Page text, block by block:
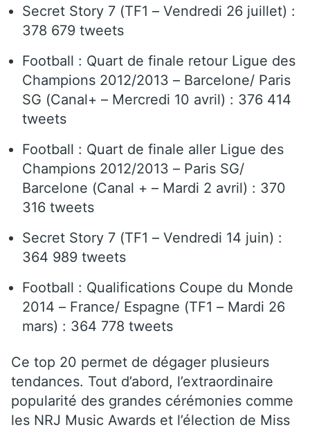
Secret Story 7 (TF1 – Vendredi 26 juillet) :
378 679 tweets
Football : Quart de finale retour Ligue des
Champions 2012/2013 – Barcelone/ Paris
SG (Canal+ – Mercredi 10 avril) : 376 414
tweets
Football : Quart de finale aller Ligue des
Champions 2012/2013 – Paris SG/
Barcelone (Canal + – Mardi 2 avril) : 370
316 tweets
Secret Story 7 (TF1 – Vendredi 14 juin) :
364 989 tweets
Football : Qualifications Coupe du Monde
2014 – France/ Espagne (TF1 – Mardi 26
mars) : 364 778 tweets
Ce top 20 permet de dégager plusieurs
tendances. Tout d’abord, l’extraordinaire
popularité des grandes cérémonies comme
les NRJ Music Awards et l’élection de Miss